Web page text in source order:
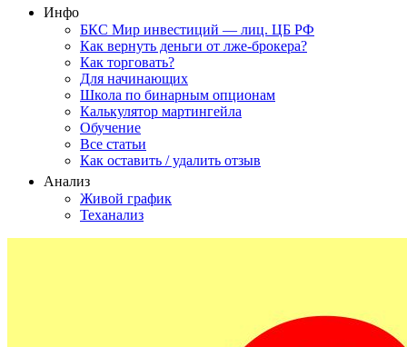
Инфо
БКС Мир инвестиций — лиц. ЦБ РФ
Как вернуть деньги от лже-брокера?
Как торговать?
Для начинающих
Школа по бинарным опционам
Калькулятор мартингейла
Обучение
Все статьи
Как оставить / удалить отзыв
Анализ
Живой график
Теханализ